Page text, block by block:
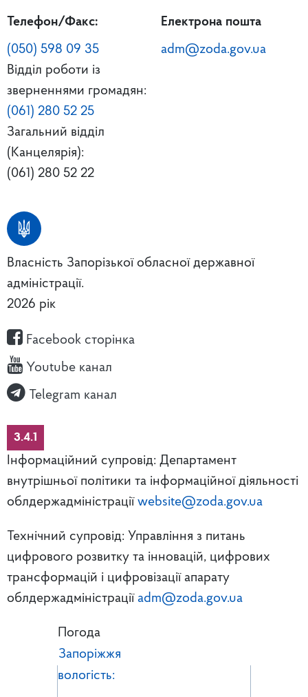
Телефон/Факс:
(050) 598 09 35
Відділ роботи із
зверненнями громадян:
(061) 280 52 25
Загальний відділ
(Канцелярія):
(061) 280 52 22
Електрона пошта
adm@zoda.gov.ua
Власність Запорізької обласної державної
адміністрації.
2026 рік
Facebook сторінка
Youtube канал
Telegram канал
3.4.1
Інформаційний супровід: Департамент
внутрішньої політики та інформаційної діяльності
облдержадміністрації website@zoda.gov.ua
Технічний супровід: Управління з питань
цифрового розвитку та інновацій, цифрових
трансформацій і цифровізації апарату
облдержадміністрації adm@zoda.gov.ua
Погода
Запоріжжя
вологість: